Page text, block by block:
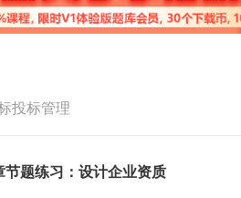
投标管理
节题练习：设计企业资质